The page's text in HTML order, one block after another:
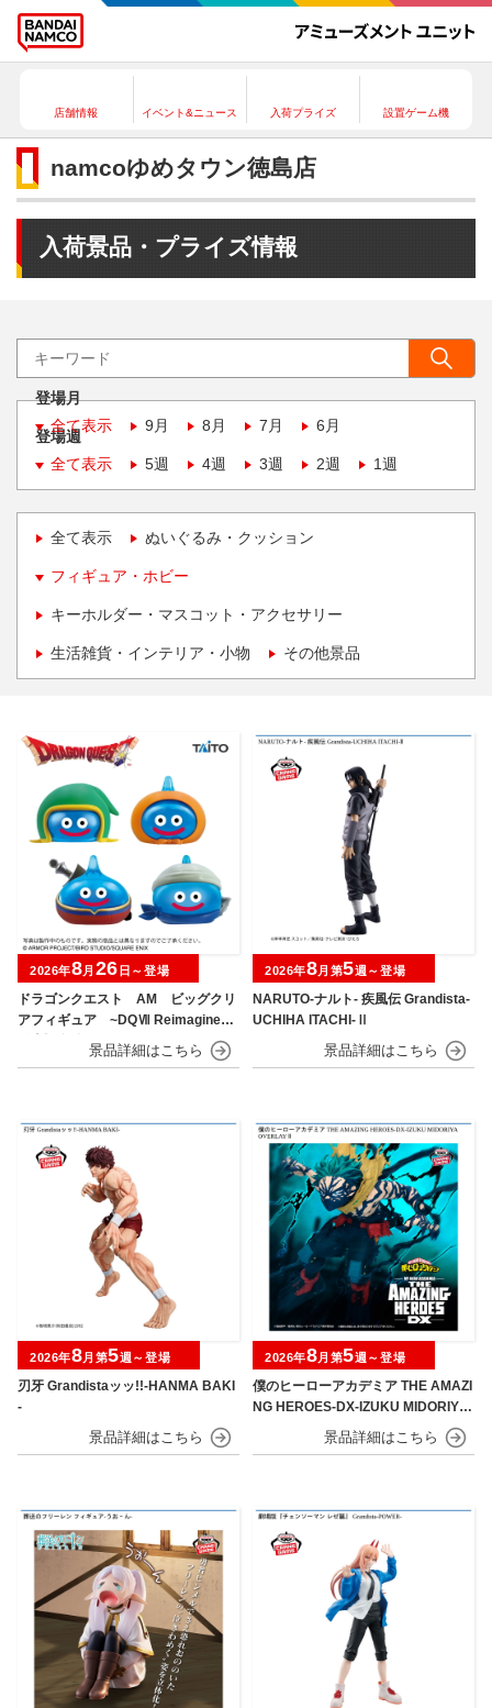
店舗情報 イベント&ニュース 入荷プライズ 設置ゲーム機
namcoゆめタウン徳島店
入荷景品・プライズ情報
登場月
全て表示
9月 8月 7月 6月
登場週
全て表示
5週 4週 3週 2週 1週
全て表示 ぬいぐるみ・クッション
フィギュア・ホビー
キーホルダー・マスコット・アクセサリー
生活雑貨・インテリア・小物 その他景品
ドラゴンクエスト AM ビッグクリ
アフィギュア ~DQⅦ Reimagined
発売記念編~
2026年8月 26 日～登場
NARUTO-ナルト- 疾風伝 Grandista-
UCHIHA ITACHI-Ⅱ
2026年8月第5週～登場
刃牙 Grandistaッッ!!-HANMA BAKI
-
2026年8月第5週～登場
僕のヒーローアカデミア THE AMAZI
NG HEROES-DX-IZUKU MIDORIYA
OVERLAY Ⅱ
2026年8月第5週～登場